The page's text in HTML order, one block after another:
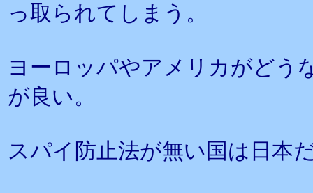
っ取られてしまう。
ヨーロッパやアメリカがどう
が良い。
スパイ防止法が無い国は日本